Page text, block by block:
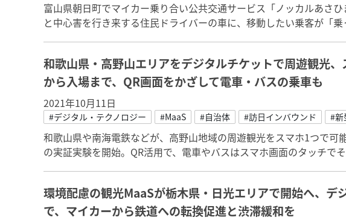
富山県朝日町でマイカー乗り合い公共交通サービス「ノッカルあさ
と中心害を行き来する住民ドライバーの車に、移動したい乗客が「乗
和歌山県・高野山エリアをデジタルチケットで周遊観光
から入場まで、QR画面をかざして電車・バスの乗車も
2021年10月11日
#デジタル・テクノロジー #MaaS #自治体 #訪日インバウンド #新
和歌山県や南海電鉄などが、高野山地域の周遊観光をスマホ1つで可
の実証実験を開始。QR活用で、電車やバスはスマホ画面のタッチで
環境配慮の観光MaaSが栃木県・日光エリアで開始へ、デ
で、マイカーから鉄道への転換促進と渋滞緩和を